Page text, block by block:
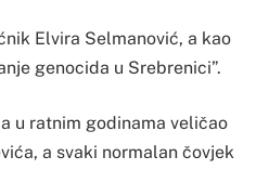
Elvira Selmanović, a kao
genocida u Srebrenici”.
u ratnim godinama veličao
a svaki normalan čovjek